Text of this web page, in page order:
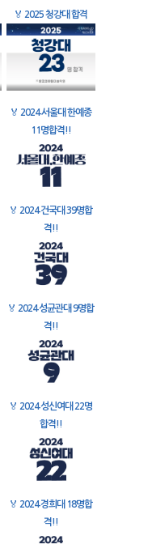
🏅 2025 청강대 합격
🏅 2024 서울대 한예종
11명합격!!
🏅 2024 건국대 39명합
격!!
🏅 2024 성균관대 9명합
격!!
🏅 2024 성신여대 22명
합격!!
🏅 2024 경희대 18명합
격!!